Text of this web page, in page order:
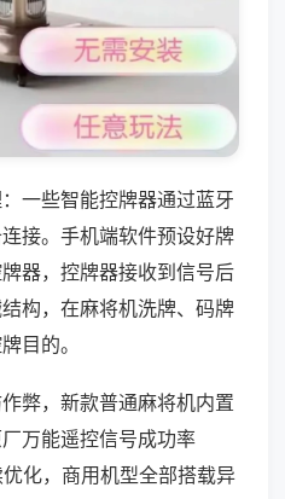
一些智能控牌器通过蓝牙
接。手机端软件预设好牌
器，控牌器接收到信号后
构，在麻将机洗牌、码牌
目的。
弊，新款普通麻将机内置
万能遥控信号成功率
化，商用机型全部搭载异